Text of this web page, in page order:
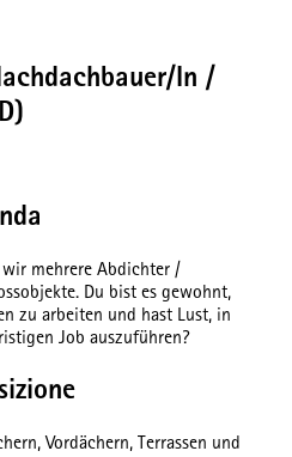
In /
mehrere Abdichter /
Du bist es gewohnt,
zu arbeiten und hast Lust, in
Job auszuführen?
Vordächern, Terrassen und